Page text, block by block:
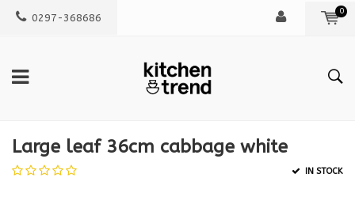
0297-368686
0
Large leaf 36cm cabbage white
IN STOCK